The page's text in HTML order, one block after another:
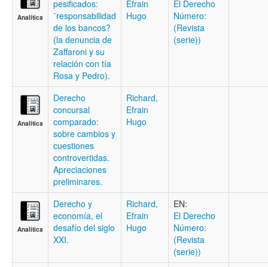
Analítica
pesificados:
¨responsabilidad
de los bancos?
(la denuncia de
Zaffaroni y su
relación con tía
Rosa y Pedro).
Efrain
Hugo
El Derecho
Número:
(Revista
(serie))
Analítica
Derecho
concursal
comparado:
sobre cambios y
cuestiones
controvertidas.
Apreciaciones
preliminares.
Richard,
Efrain
Hugo
Analítica
Derecho y
economía, el
desafío del siglo
XXI.
Richard,
Efrain
Hugo
EN:
El Derecho
Número:
(Revista
(serie))